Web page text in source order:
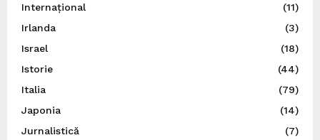
Internațional
(11)
Irlanda
(3)
Israel
(18)
Istorie
(44)
Italia
(79)
Japonia
(14)
Jurnalistică
(7)